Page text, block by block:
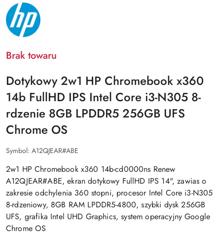
NAZWA
PRODUCENTA:
HP
Brak towaru
Dotykowy 2w1 HP Chromebook x360
14b FullHD IPS Intel Core i3-N305 8-
rdzenie 8GB LPDDR5 256GB UFS
Chrome OS
Symbol: A12QJEAR#ABE
2w1 HP Chromebook x360 14b-cd0000ns Renew
A12QJEAR#ABE, ekran dotykowy FullHD IPS 14", zawias o
zakresie odchylenia 360 stopni, procesor Intel Core i3-N305
8-rdzeniowy, 8GB RAM LPDDR5-4800, szybki dysk 256GB
UFS, grafika Intel UHD Graphics, system operacyjny Google
Chrome OS